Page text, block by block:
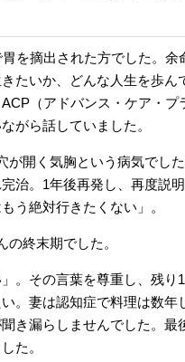
を摘出された方でした。
たいか、どんな人生を歩
（アドバンス・ケア・プ
がら話していました。
が開く気胸という病気でし
治。1年後再発し、再度説
う絶対行きたくない」。
終末期でした。
。その言葉を尊重し、残
。妻は認知症で料理は数年
き漏らしませんでした。
た。